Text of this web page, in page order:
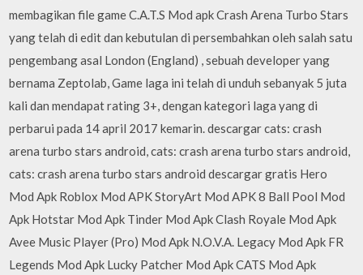
membagikan file game C.A.T.S Mod apk Crash Arena Turbo Stars
yang telah di edit dan kebutulan di persembahkan oleh salah satu
pengembang asal London (England) , sebuah developer yang
bernama Zeptolab, Game laga ini telah di unduh sebanyak 5 juta
kali dan mendapat rating 3+, dengan kategori laga yang di
perbarui pada 14 april 2017 kemarin. descargar cats: crash
arena turbo stars android, cats: crash arena turbo stars android,
cats: crash arena turbo stars android descargar gratis Hero
Mod Apk Roblox Mod APK StoryArt Mod APK 8 Ball Pool Mod
Apk Hotstar Mod Apk Tinder Mod Apk Clash Royale Mod Apk
Avee Music Player (Pro) Mod Apk N.O.V.A. Legacy Mod Apk FR
Legends Mod Apk Lucky Patcher Mod Apk CATS Mod Apk